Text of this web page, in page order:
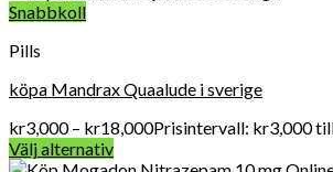
Snabbkoll
Pills
köpa Mandrax Quaalude i sverige
kr3,000 – kr18,000Prisintervall: kr3,000
Välj alternativ